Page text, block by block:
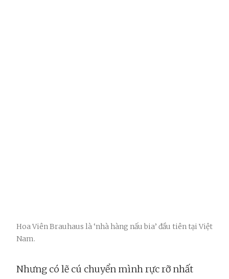
Hoa Viên Brauhaus là ‘nhà hàng nấu bia’ đầu tiên tại Việt
Nam.
Nhưng có lẽ cú chuyển mình rực rỡ nhất